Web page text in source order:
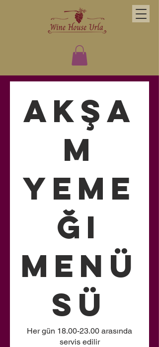
Akşa
m
Yeme
ği
Menü
sü
Her gün 18.00-23.00 arasında
servis edilir